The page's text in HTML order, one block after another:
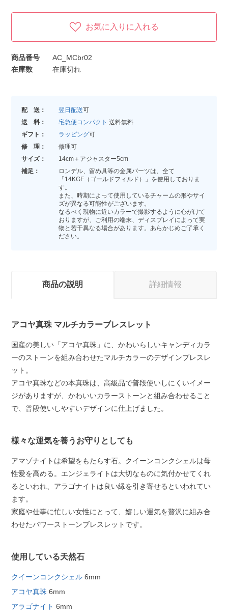
お気に入りに入れる
商品番号
AC_MCbr02
在庫数
在庫切れ
配 送： 翌日配送可
送 料：
宅急便コンパクト 送料無料
ギフト：
ラッピング可
修 理：
修理可
サイズ：
14cm＋アジャスター5cm
補足：
ロンデル、留め具等の金属パーツは、全て
「14KGF（ゴールドフィルド）」を使用しておりま
す。
また、時期によって使用しているチャームの形やサイ
ズが異なる可能性がございます。
なるべく現物に近いカラーで撮影するように心がけて
おりますが、ご利用の端末、ディスプレイによって実
物と若干異なる場合があります。あらかじめご了承く
ださい。
商品の説明 詳細情報
アコヤ真珠 マルチカラーブレスレット
国産の美しい「アコヤ真珠」に、かわいらしいキャンディカラ
ーのストーンを組み合わせたマルチカラーのデザインブレスレ
ット。
アコヤ真珠などの本真珠は、高級品で普段使いしにくいイメー
ジがありますが、かわいいカラーストーンと組み合わせること
で、普段使いしやすいデザインに仕上げました。
様々な運気を養うお守りとしても
アマゾナイトは希望をもたらす石。クイーンコンクシェルは母
性愛を高める。エンジェライトは大切なものに気付かせてくれ
るといわれ、アラゴナイトは良い縁を引き寄せるといわれてい
ます。
家庭や仕事に忙しい女性にとって、嬉しい運気を贅沢に組み合
わせたパワーストーンブレスレットです。
使用している天然石
クイーンコンクシェル 6mm
アコヤ真珠 6mm
アラゴナイト 6mm